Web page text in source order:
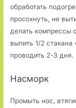
обработать
просохнуть, не
делать компрессы
выпить 1/2
проводить 2-3 дня.
Насморк
Промыть нос,